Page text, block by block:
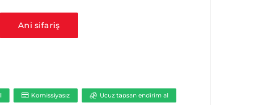
Ani sifariş
Komissiyasız Ucuz tapsan endirim al